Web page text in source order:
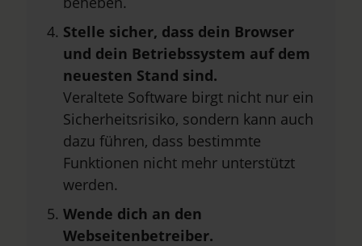
Stelle sicher, dass dein Browser
und dein Betriebssystem auf dem
neuesten Stand sind.
Veraltete Software birgt nicht nur ein
Sicherheitsrisiko, sondern kann auch
dazu führen, dass bestimmte
Funktionen nicht mehr unterstützt
werden.
Wende dich an den
Webseitenbetreiber.